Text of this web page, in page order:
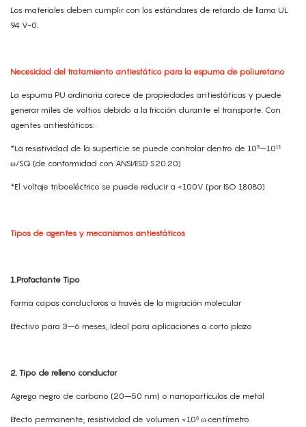
Los materiales deben cumplir con los estándares de retardo de llama UL
94 V-0.
Necesidad del tratamiento antiestático para la espuma de poliuretano
La espuma PU ordinaria carece de propiedades antiestáticas y puede
generar miles de voltios debido a la fricción durante el transporte. Con
agentes antiestáticos:
*La resistividad de la superficie se puede controlar dentro de 10⁸–10¹¹
ω/SQ (de conformidad con ANSI/ESD S20.20)
*El voltaje triboeléctrico se puede reducir a <100V (por ISO 18080)
Tipos de agentes y mecanismos antiestáticos
1.Profactante Tipo
Forma capas conductoras a través de la migración molecular
Efectivo para 3–6 meses; Ideal para aplicaciones a corto plazo
2. Tipo de relleno conductor
Agrega negro de carbono (20–50 nm) o nanopartículas de metal
Efecto permanente; resistividad de volumen <10⁶ ω·centímetro